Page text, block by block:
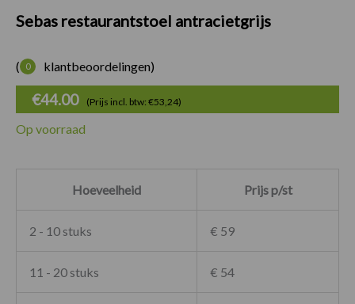
Sebas restaurantstoel antracietgrijs
( 0 klantbeoordelingen)
€44.00 (Prijs incl. btw: €53,24)
Op voorraad
Hoeveelheid Prijs p/st
2 - 10 stuks € 59
11 - 20 stuks € 54